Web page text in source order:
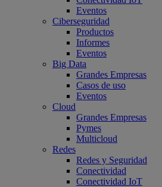
Eventos
Ciberseguridad
Productos
Informes
Eventos
Big Data
Grandes Empresas
Casos de uso
Eventos
Cloud
Grandes Empresas
Pymes
Multicloud
Redes
Redes y Seguridad
Conectividad
Conectividad IoT